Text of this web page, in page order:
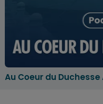
Au Coeur du Duchesse